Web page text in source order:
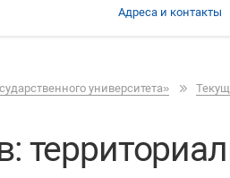
Адреса и контакты
университета»